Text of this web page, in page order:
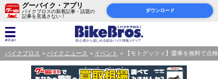
グーバイク・アプリ
バイクブロスの新着記事・話題の
記事を見逃さない！
ダウンロード
バイクブロス バイクニュース イベント 【モトグッツィ】愛車を無料で点